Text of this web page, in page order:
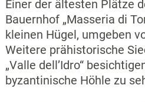
Einer der ältesten Plätze
Bauernhof „Masseria di
kleinen Hügel, umgeben
Weitere prähistorische
„Valle dell’Idro“
byzantinische Höhle zu